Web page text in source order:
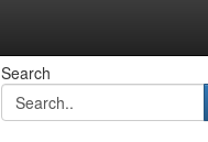
Search